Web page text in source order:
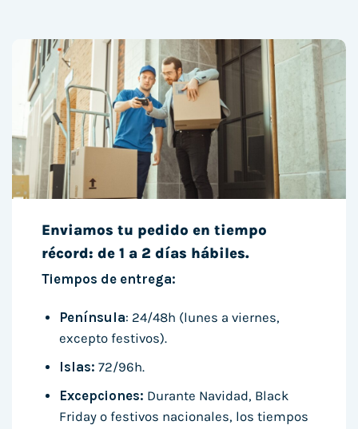
Enviamos tu pedido en tiempo
récord: de 1 a 2 días hábiles.
Tiempos de entrega:
Península: 24/48h (lunes a viernes,
excepto festivos).
Islas: 72/96h.
Excepciones: Durante Navidad, Black
Friday o festivos nacionales, los tiempos